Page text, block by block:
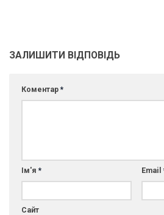
ЗАЛИШИТИ ВІДПОВІДЬ
Коментар*
Ім'я* Email
Сайт